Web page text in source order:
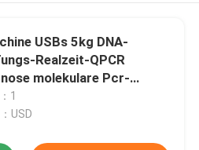
USBs 5kg DNA-
Realzeit-QPCR
molekulare Pcr-
1
USD